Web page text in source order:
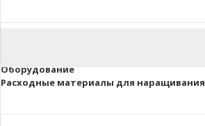
Оборудование
Расходные материалы для наращивания